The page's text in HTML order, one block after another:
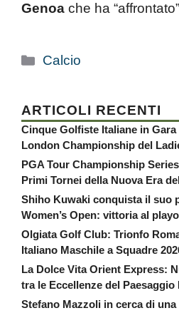
Genoa che ha
Categorie
Calcio
ARTICOLI RECENTI
Cinque Golfiste Italiane in
London Championship del
PGA Tour Championship
Primi Tornei della Nuova Era
Shiho Kuwaki conquista il suo
Women’s Open: vittoria al
Olgiata Golf Club: Trionfo
Italiano Maschile a Squadre
La Dolce Vita Orient Express:
tra le Eccellenze del Paesaggio
Stefano Mazzoli in cerca di